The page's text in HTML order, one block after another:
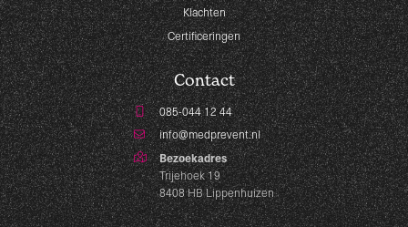
Klachten
Certificeringen
Contact
085-044 12 44
info@medprevent.nl
Bezoekadres
Trijehoek 19
8408 HB Lippenhuizen